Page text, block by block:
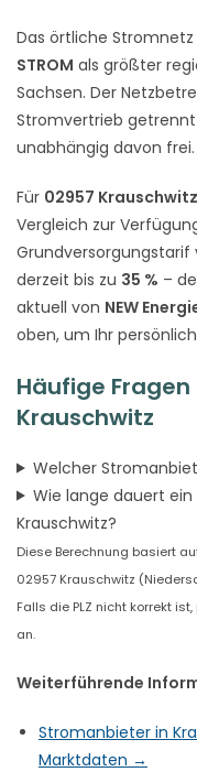
Das örtliche
STROM als größter
Sachsen. Der
Stromvertrieb
unabhängig davon frei.
Für 02957 Krauschwitz
Vergleich zur
Grundversorgungstarif
derzeit bis zu 35 % –
aktuell von NEW
oben, um Ihr
Häufige
Krauschwitz
Welcher
Wie lange dauert
Krauschwitz?
Diese Berechnung basiert
02957 Krauschwitz
Falls die PLZ nicht korrekt
an.
Weiterführende
Stromanbieter in
Marktdaten →